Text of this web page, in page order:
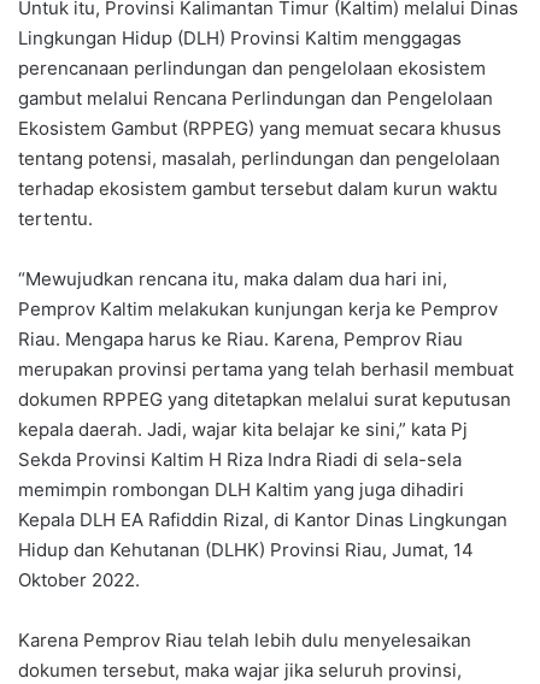
Untuk itu, Provinsi Kalimantan Timur (Kaltim) melalui Dinas
Lingkungan Hidup (DLH) Provinsi Kaltim menggagas
perencanaan perlindungan dan pengelolaan ekosistem
gambut melalui Rencana Perlindungan dan Pengelolaan
Ekosistem Gambut (RPPEG) yang memuat secara khusus
tentang potensi, masalah, perlindungan dan pengelolaan
terhadap ekosistem gambut tersebut dalam kurun waktu
tertentu.
“Mewujudkan rencana itu, maka dalam dua hari ini,
Pemprov Kaltim melakukan kunjungan kerja ke Pemprov
Riau. Mengapa harus ke Riau. Karena, Pemprov Riau
merupakan provinsi pertama yang telah berhasil membuat
dokumen RPPEG yang ditetapkan melalui surat keputusan
kepala daerah. Jadi, wajar kita belajar ke sini,” kata Pj
Sekda Provinsi Kaltim H Riza Indra Riadi di sela-sela
memimpin rombongan DLH Kaltim yang juga dihadiri
Kepala DLH EA Rafiddin Rizal, di Kantor Dinas Lingkungan
Hidup dan Kehutanan (DLHK) Provinsi Riau, Jumat, 14
Oktober 2022.
Karena Pemprov Riau telah lebih dulu menyelesaikan
dokumen tersebut, maka wajar jika seluruh provinsi,